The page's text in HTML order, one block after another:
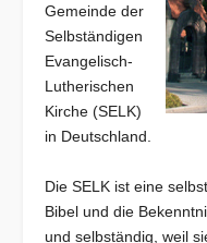
Gemeinde der
Selbständigen
Evangelisch-
Lutherischen
Kirche (SELK)
in Deutschland.
Die SELK ist eine
Bibel und die
und selbständig, weil